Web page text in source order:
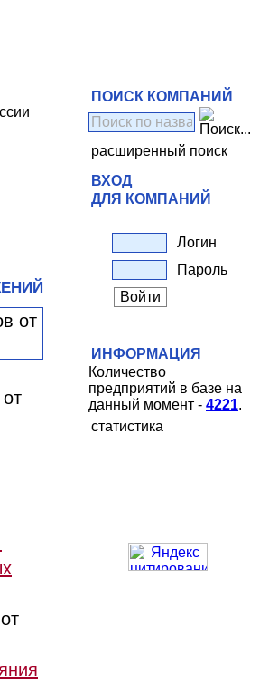
ПОИСК КОМПАНИЙ
расширенный поиск
ВХОД
ДЛЯ КОМПАНИЙ
Логин
Пароль
ИНФОРМАЦИЯ
Количество
предприятий в базе на
данный момент - 4221.
статистика